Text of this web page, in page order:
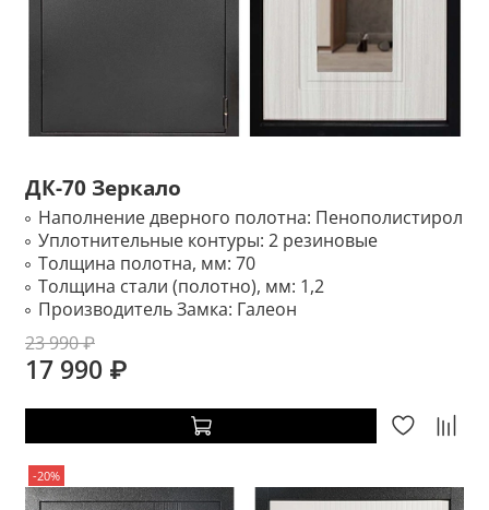
ДК-70 Зеркало
Наполнение дверного полотна: Пенополистирол
Уплотнительные контуры: 2 резиновые
Толщина полотна, мм: 70
Толщина стали (полотно), мм: 1,2
Производитель Замка: Галеон
23 990 ₽
17 990 ₽
-20%